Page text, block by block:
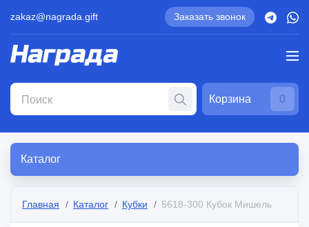
zakaz@nagrada.gift Заказать звонок
Корзина 0
Каталог
Главная Каталог Кубки 5618-300 Кубок Мишель